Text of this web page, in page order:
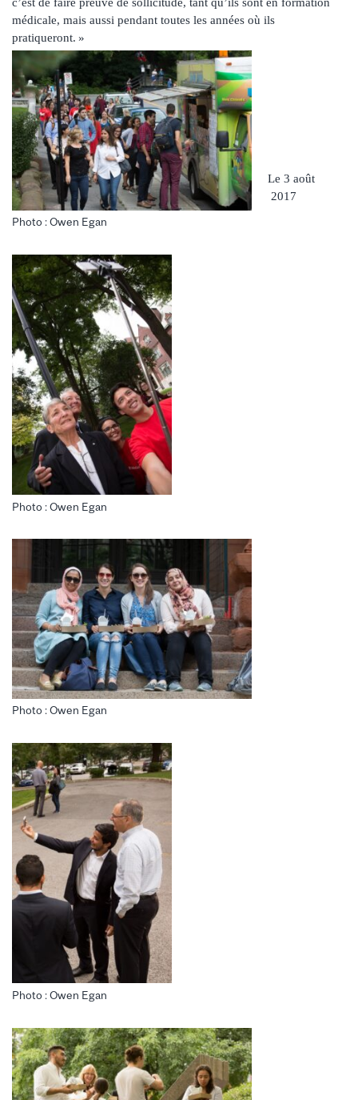
médicale, mais aussi pendant toutes les années où ils
pratiqueront. »
Photo : Owen Egan
Photo : Owen Egan
Photo : Owen Egan
Photo : Owen Egan
Le 3 août
2017